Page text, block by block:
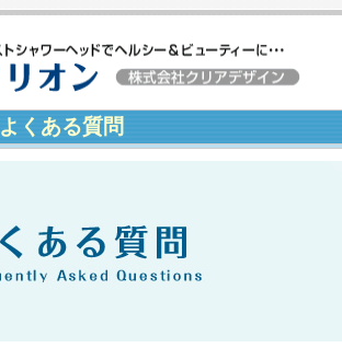
よくある質問